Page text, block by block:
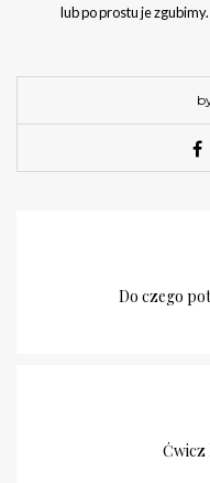
lub po prostu je zgubimy.
Do czego
Ćwicz